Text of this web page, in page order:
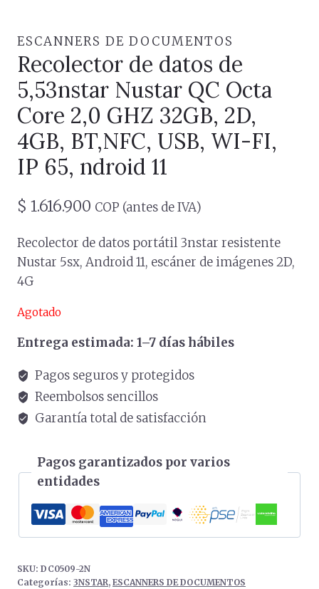
ESCANNERS DE DOCUMENTOS
Recolector de datos de
5,53nstar Nustar QC Octa
Core 2,0 GHZ 32GB, 2D,
4GB, BT,NFC, USB, WI-FI,
IP 65, ndroid 11
$ 1.616.900 COP (antes de IVA)
Recolector de datos portátil 3nstar resistente
Nustar 5sx, Android 11, escáner de imágenes 2D,
4G
Agotado
Entrega estimada: 1–7 días hábiles
Pagos seguros y protegidos
Reembolsos sencillos
Garantía total de satisfacción
Pagos garantizados por varios
entidades
SKU: DC0509-2N
Categorías: 3NSTAR, ESCANNERS DE DOCUMENTOS